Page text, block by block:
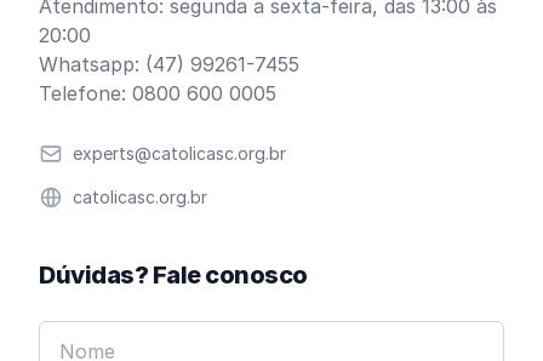
Atendimento: segunda a sexta-feira, das 13:00 às
20:00
Whatsapp: (47) 99261-7455
Telefone: 0800 600 0005
Emailexperts@catolicasc.org.br
Websitecatolicasc.org.br
Dúvidas? Fale conosco